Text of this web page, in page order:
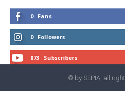
0 Fans
0 Followers
873 Subscribers
© by SEPIA, all